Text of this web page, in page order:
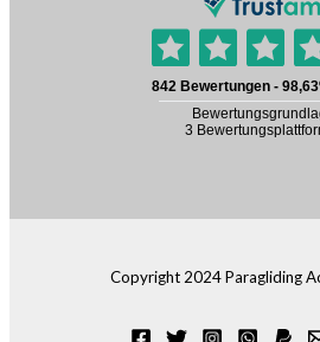
Copyright 2024 Paragliding